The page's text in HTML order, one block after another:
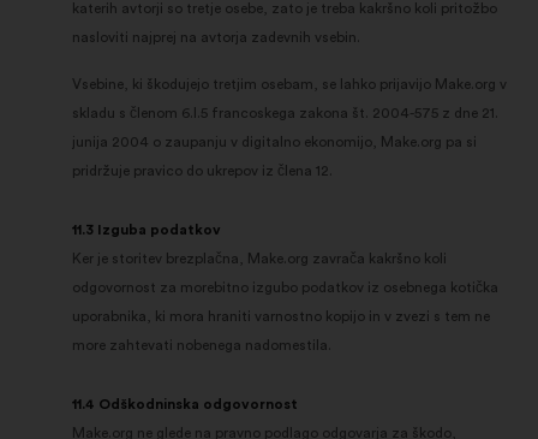
katerih avtorji so tretje osebe, zato je treba kakršno koli pritožbo
nasloviti najprej na avtorja zadevnih vsebin.
Vsebine, ki škodujejo tretjim osebam, se lahko prijavijo Make.org v
skladu s členom 6.I.5 francoskega zakona št. 2004-575 z dne 21.
junija 2004 o zaupanju v digitalno ekonomijo, Make.org pa si
pridržuje pravico do ukrepov iz člena 12.
11.3 Izguba podatkov
Ker je storitev brezplačna, Make.org zavrača kakršno koli
odgovornost za morebitno izgubo podatkov iz osebnega kotička
uporabnika, ki mora hraniti varnostno kopijo in v zvezi s tem ne
more zahtevati nobenega nadomestila.
11.4 Odškodninska odgovornost
Make.org ne glede na pravno podlago odgovarja za škodo,